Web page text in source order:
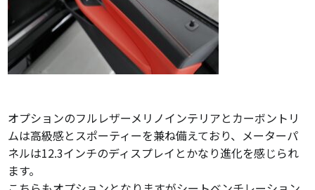
オプションのフルレザーメリノインテリアとカーボントリ
ムは高級感とスポーティーを兼ね備えており、メーターパ
ネルは12.3インチのディスプレイとかなり進化を感じられ
ます。